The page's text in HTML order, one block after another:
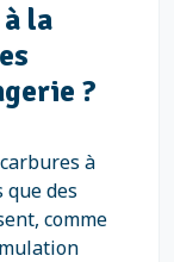
la
?
à
des
comme